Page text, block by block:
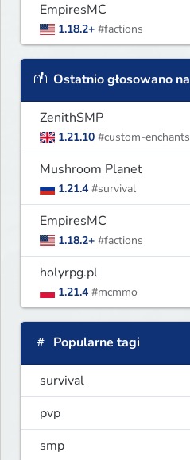
EmpiresMC
1.18.2+ #factions
Ostatnio głosowano na
ZenithSMP
1.21.10 #custom-enchants
Mushroom Planet
1.21.4 #survival
EmpiresMC
1.18.2+ #factions
holyrpg.pl
1.21.4 #mcmmo
Popularne tagi
survival
pvp
smp